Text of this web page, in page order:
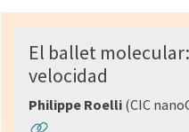
El ballet
velocidad
Philippe Roelli (CIC